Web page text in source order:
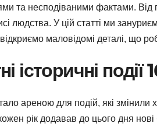
та несподіваними фактами.
людства. У цій статті ми
відкриємо маловідомі деталі, що
історичні події
ареною для подій, які змінили
рік додавав до цього дня